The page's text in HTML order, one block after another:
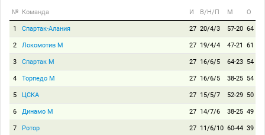
№ Команда И В/Н/П М О
1 Спартак-Алания 27 20/4/3 57-20 64
2 Локомотив М 27 19/4/4 47-21 61
3 Спартак М 27 16/6/5 64-23 54
4 Торпедо М 27 16/6/5 38-25 54
5 ЦСКА 27 15/5/7 52-29 50
6 Динамо М 27 14/7/6 38-25 49
7 Ротор 27 11/6/10 60-44 39